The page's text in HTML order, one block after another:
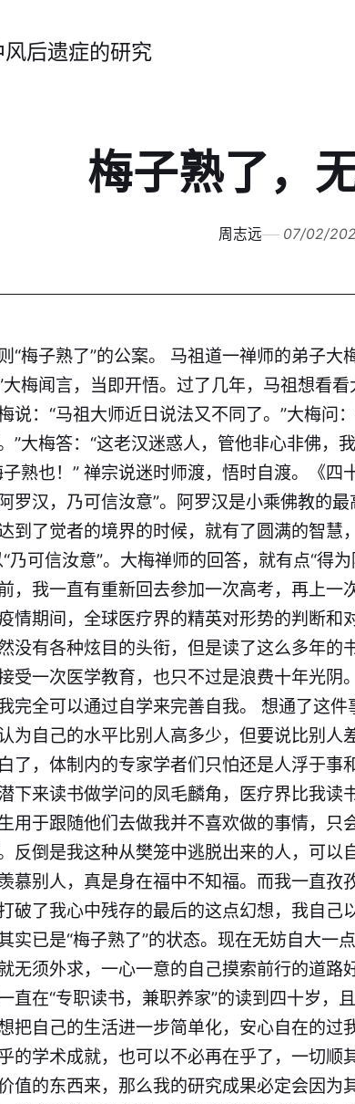
后遗症的研究
梅子熟了，
周志远 07/02/
“梅子熟了”的公案。 马祖道一禅师的弟子大
大梅闻言，当即开悟。过了几年，马祖想看
说：“马祖大师近日说法又不同了。”大梅问
”大梅答：“这老汉迷惑人，管他非心非佛，
子熟也！” 禅宗说迷时师渡，悟时自渡。《四
罗汉，乃可信汝意”。阿罗汉是小乘佛教的
到了觉者的境界的时候，就有了圆满的智慧
“乃可信汝意”。大梅禅师的回答，就有点“得
，我一直有重新回去参加一次高考，再上一
情期间，全球医疗界的精英对形势的判断和
没有各种炫目的头衔，但是读了这么多年的
受一次医学教育，也只不过是浪费十年光阴
完全可以通过自学来完善自我。 想通了这
为自己的水平比别人高多少，但要说比别人
了，体制内的专家学者们只怕还是人浮于事
下来读书做学问的凤毛麟角，医疗界比我读
用于跟随他们去做我并不喜欢做的事情，只
反倒是我这种从樊笼中逃脱出来的人，可以
慕别人，真是身在福中不知福。而我一直孜
破了我心中残存的最后的这点幻想，我自己
实已是“梅子熟了”的状态。现在无妨自大一
无须外求，一心一意的自己摸索前行的道路
直在“专职读书，兼职养家”的读到四十岁，
把自己的生活进一步简单化，安心自在的过
的学术成就，也可以不必再在乎了，一切顺
值的东西来，那么我的研究成果必定会因为